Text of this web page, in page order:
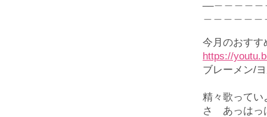
今月のおすす
https://
ブレーメン/
精々歌って
さ あっはっ